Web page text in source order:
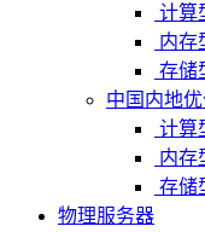
计算
内存
存储
中国内地
计算
内存
存储
物理服务器